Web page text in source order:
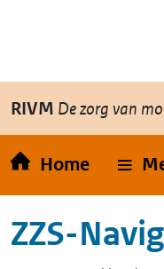
Overslaan en naar de
RIVM De zorg van
Home
ZZS-